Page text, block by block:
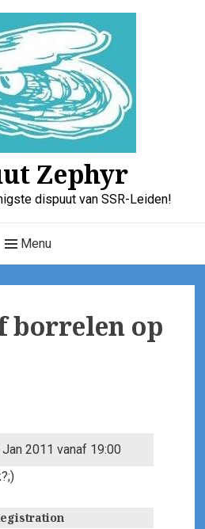
Zephyr
dispuut van SSR-Leiden!
Menu
borrelen op
2011 vanaf 19:00